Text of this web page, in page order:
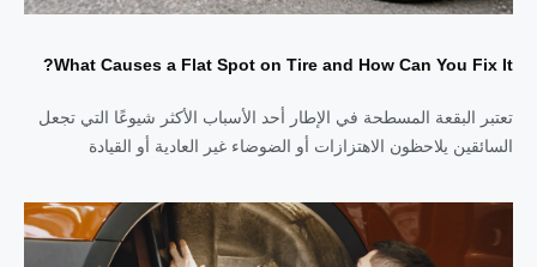
What Causes a Flat Spot on Tire and How Can You Fix It?
تعتبر البقعة المسطحة في الإطار أحد الأسباب الأكثر شيوعًا التي تجعل
السائقين يلاحظون الاهتزازات أو الضوضاء غير العادية أو القيادة